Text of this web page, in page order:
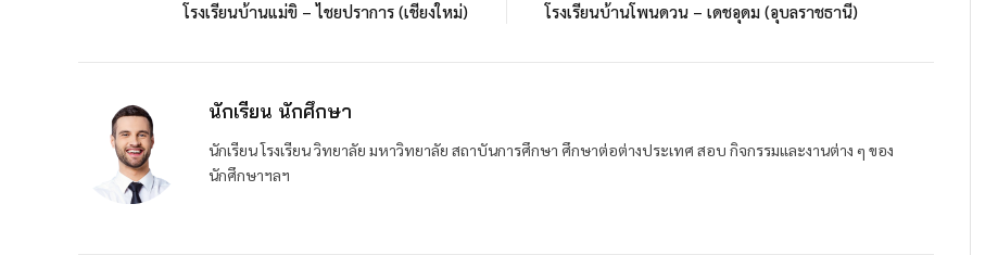
โรงเรียนบ้านแม่ขิ – ไชยปราการ (เชียงใหม่) โรงเรียนบ้านโพนดวน – เดชอุดม (อุบลราชธานี)
นักเรียน นักศึกษา
นักเรียน โรงเรียน วิทยาลัย มหาวิทยาลัย สถาบันการศึกษา ศึกษาต่อต่างประเทศ สอบ กิจกรรมและงานต่าง ๆ ของ
นักศึกษาฯลฯ